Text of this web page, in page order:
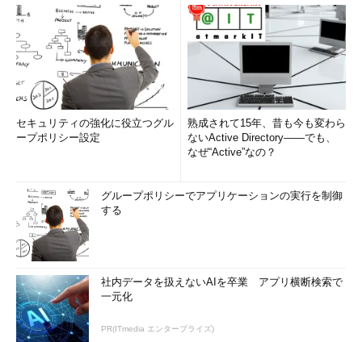
セキュリティの強化に役立つグル
ープポリシー設定
熟成されて15年、昔も今も変わら
ないActive Directory――でも、
なぜ“Active”なの？
グループポリシーでアプリケーションの実行を制御
する
社内データを扱えないAIを卒業 アプリ横断検索で
一元化
PR(ITmedia エンタープライズ)